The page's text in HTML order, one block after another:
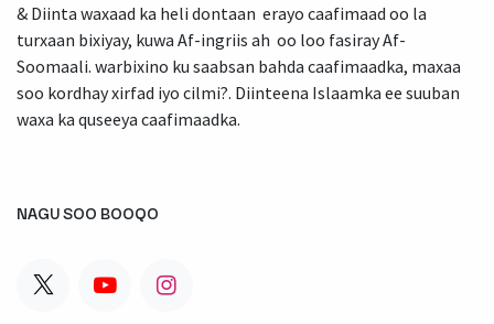
& Diinta waxaad ka heli dontaan erayo caafimaad oo la
turxaan bixiyay, kuwa Af-ingriis ah oo loo fasiray Af-
Soomaali. warbixino ku saabsan bahda caafimaadka, maxaa
soo kordhay xirfad iyo cilmi?. Diinteena Islaamka ee suuban
waxa ka quseeya caafimaadka.
NAGU SOO BOOQO